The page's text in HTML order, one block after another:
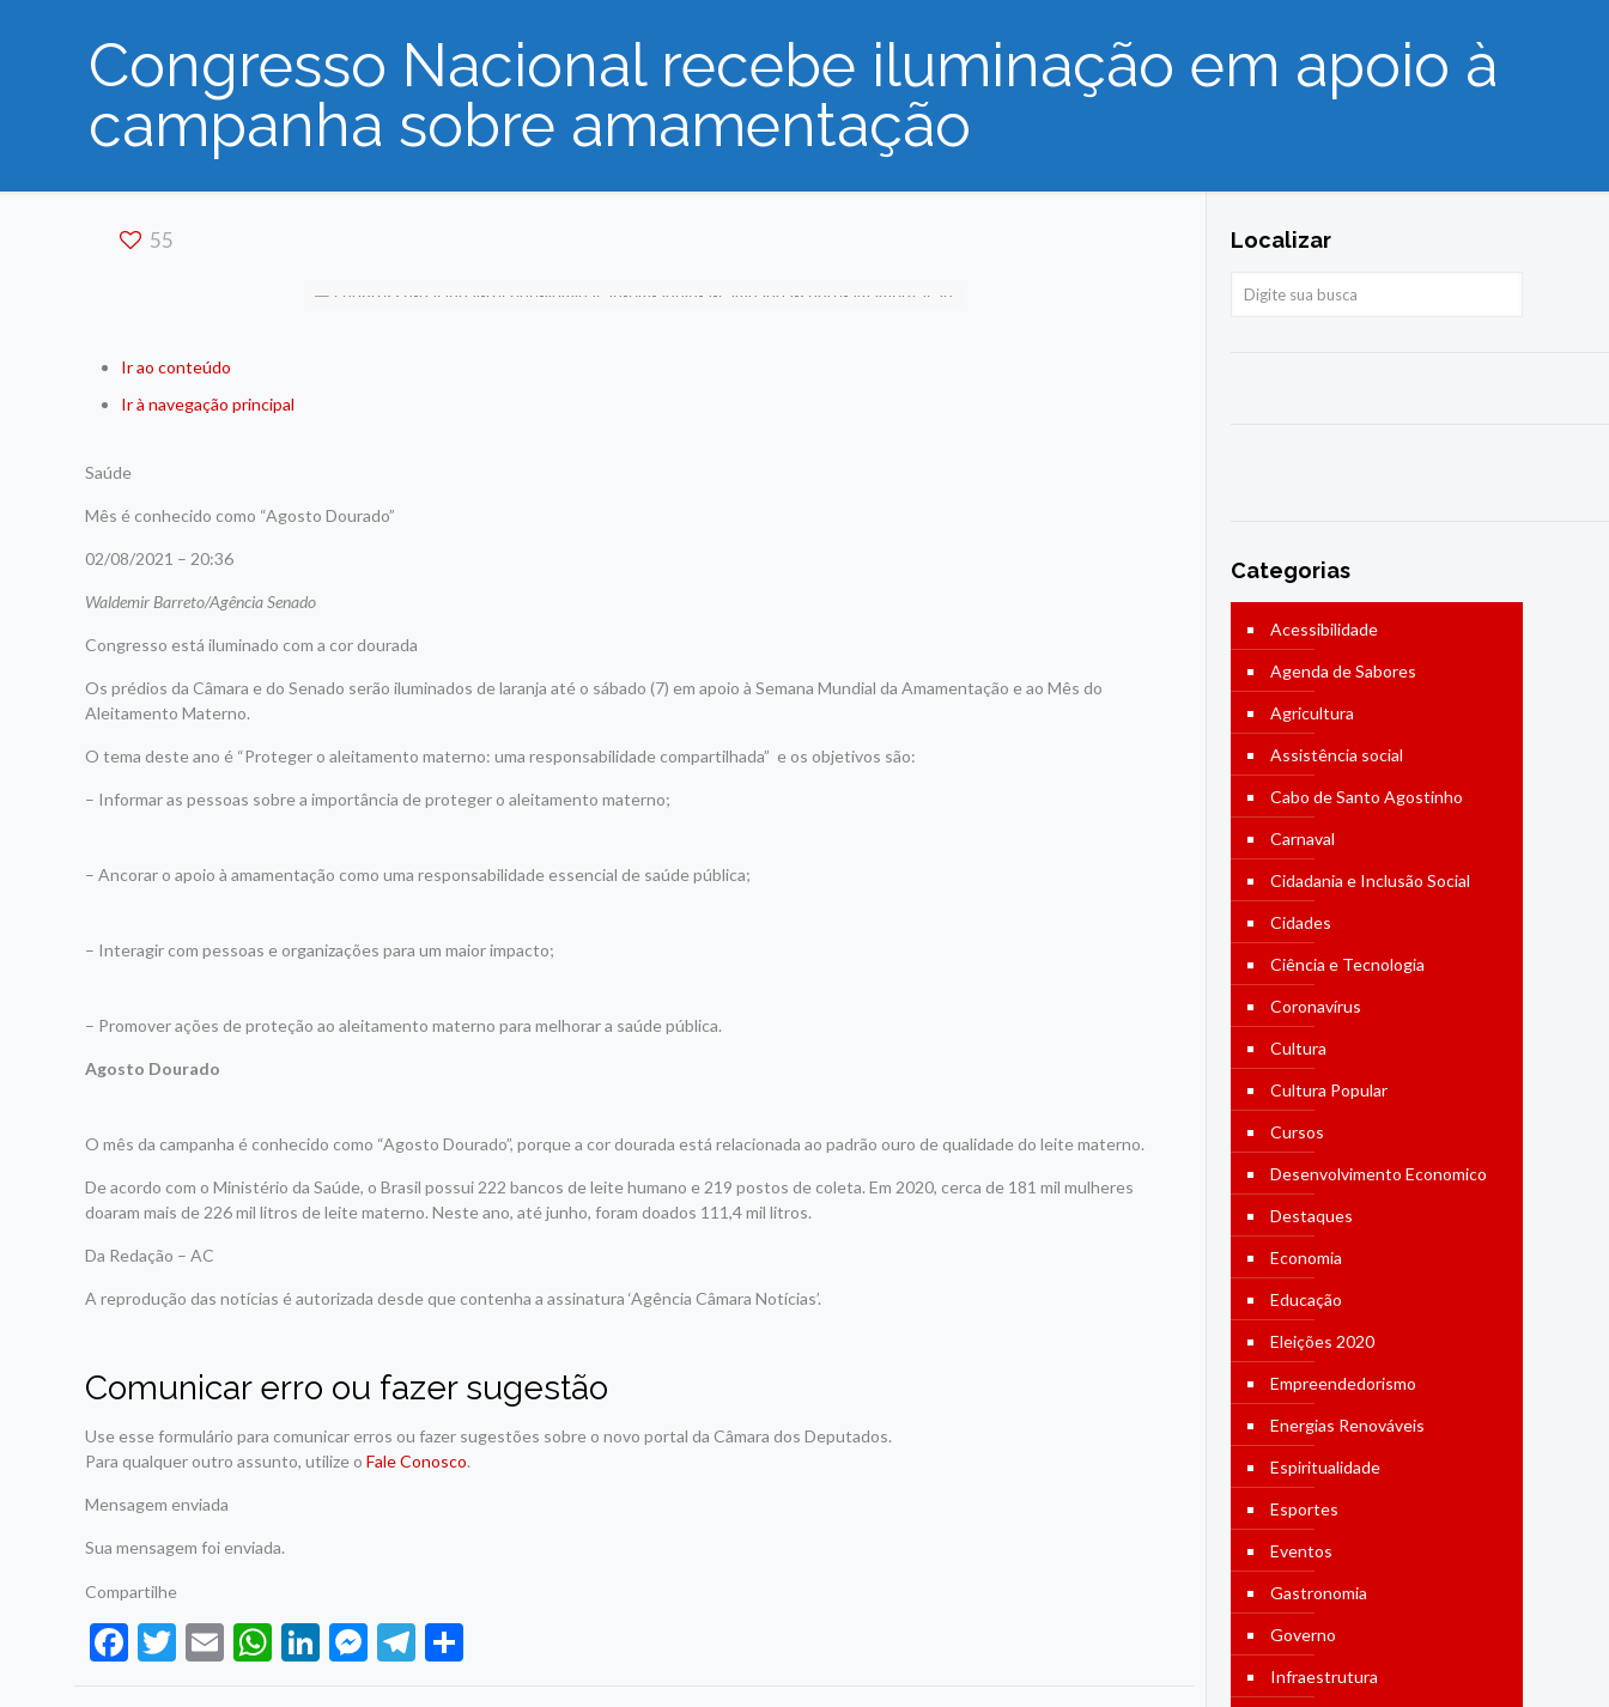
Congresso Nacional recebe iluminação em apoio à
campanha sobre amamentação
55
Ir ao conteúdo
Ir à navegação principal
Saúde
Mês é conhecido como “Agosto Dourado”
02/08/2021 – 20:36
Waldemir Barreto/Agência Senado
Congresso está iluminado com a cor dourada
Os prédios da Câmara e do Senado serão iluminados de laranja até o sábado (7) em apoio à Semana Mundial da Amamentação e ao Mês do
Aleitamento Materno.
O tema deste ano é “Proteger o aleitamento materno: uma responsabilidade compartilhada” e os objetivos são:
– Informar as pessoas sobre a importância de proteger o aleitamento materno;
– Ancorar o apoio à amamentação como uma responsabilidade essencial de saúde pública;
– Interagir com pessoas e organizações para um maior impacto;
– Promover ações de proteção ao aleitamento materno para melhorar a saúde pública.
Agosto Dourado
O mês da campanha é conhecido como “Agosto Dourado”, porque a cor dourada está relacionada ao padrão ouro de qualidade do leite materno.
De acordo com o Ministério da Saúde, o Brasil possui 222 bancos de leite humano e 219 postos de coleta. Em 2020, cerca de 181 mil mulheres
doaram mais de 226 mil litros de leite materno. Neste ano, até junho, foram doados 111,4 mil litros.
Da Redação – AC
A reprodução das notícias é autorizada desde que contenha a assinatura ‘Agência Câmara Notícias’.
Comunicar erro ou fazer sugestão
Use esse formulário para comunicar erros ou fazer sugestões sobre o novo portal da Câmara dos Deputados.
Para qualquer outro assunto, utilize oFale Conosco.
Mensagem enviada
Sua mensagem foi enviada.
Compartilhe
Facebook
Twitter
EmailWhatsApp
LinkedIn
Messenger
Telegram
Localizar
Categorias
Acessibilidade
Agenda de Sabores
Agricultura
Assistência social
Cabo de Santo Agostinho
Carnaval
Cidadania e Inclusão Social
Cidades
Ciência e Tecnologia
Coronavírus
Cultura
Cultura Popular
Cursos
Desenvolvimento Economico
Destaques
Economia
Educação
Eleições 2020
Empreendedorismo
Energias Renováveis
Espiritualidade
Esportes
Eventos
Gastronomia
Governo
Infraestrutura